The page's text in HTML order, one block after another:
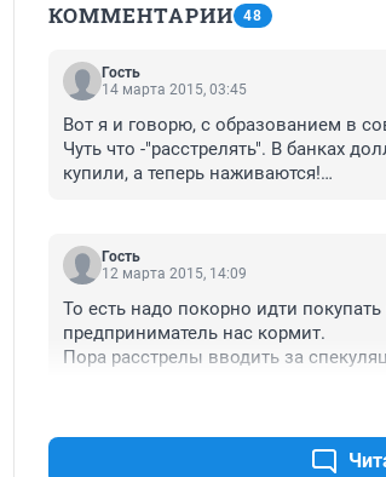
КОММЕНТАРИИ 48
Гость
14 марта 2015, 03:45
Вот я и говорю, с образованием в
Чуть что -"расстрелять". В банках
купили, а теперь наживаются!
расправиться толпой с кем-то? В
Гость
12 марта 2015, 14:09
То есть надо покорно идти
предприниматель нас кормит.
Пора расстрелы вводить за